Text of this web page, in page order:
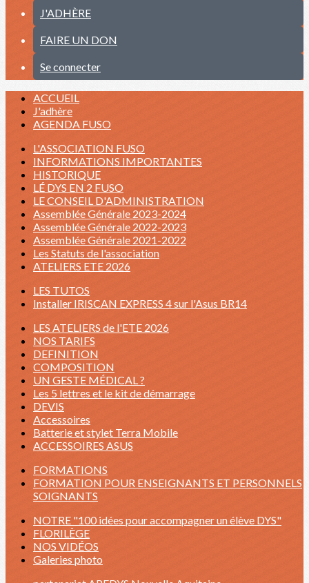
J'ADHÈRE
FAIRE UN DON
Se connecter
ACCUEIL
J'adhère
AGENDA FUSO
L'ASSOCIATION FUSO
INFORMATIONS IMPORTANTES
HISTORIQUE
LÉ DYS EN 2 FUSO
LE CONSEIL D'ADMINISTRATION
Assemblée Générale 2023-2024
Assemblée Générale 2022-2023
Assemblée Générale 2021-2022
Les Statuts de l'association
ATELIERS ETE 2026
LES TUTOS
Installer IRISCAN EXPRESS 4 sur l'Asus BR14
LES ATELIERS de l'ETE 2026
NOS TARIFS
DEFINITION
COMPOSITION
UN GESTE MÉDICAL ?
Les 5 lettres et le kit de démarrage
DEVIS
Accessoires
Batterie et stylet Terra Mobile
ACCESSOIRES ASUS
FORMATIONS
FORMATION POUR ENSEIGNANTS ET PERSONNELS
SOIGNANTS
NOTRE "100 idées pour accompagner un élève DYS"
FLORILÈGE
NOS VIDÉOS
Galeries photo